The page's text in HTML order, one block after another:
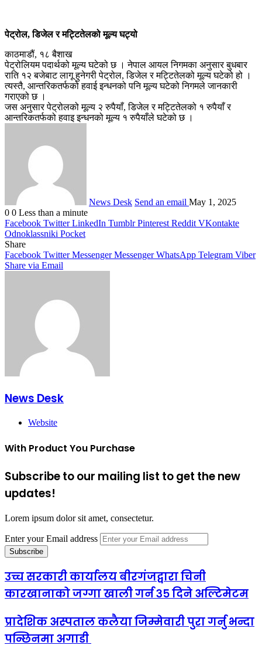
पेट्रोल, डिजेल र मट्टितेलको मूल्य घट्यो
काठमाडौं, १८ बैशाख
पेट्रोलियम पदार्थको मूल्य घटेको छ । नेपाल आयल निगमका अनुसार बुधबार
राति १२ बजेबाट लागू हुनेगरी पेट्रोल, डिजेल र मट्टितेलको मूल्य घटेको हो ।
त्यस्तै, आन्तरिकतर्फको हवाई इन्धनको पनि मूल्य घटेको निगमले जानकारी
गराएको छ ।
जस अनुसार पेट्रोलको मूल्य २ रुपैयाँ, डिजेल र मट्टितेलको १ रुपैयाँ र
आन्तरिकतर्फको हवाइ इन्धनको मूल्य १ रुपैयाँले घटेको छ ।
News Desk Send an email May 1, 2025
0 0 Less than a minute
Facebook Twitter LinkedIn Tumblr Pinterest Reddit VKontakte
Odnoklassniki Pocket
Share
Facebook Twitter Messenger Messenger WhatsApp Telegram Viber
Share via Email
News Desk
Website
With Product You Purchase
Subscribe to our mailing list to get the new
updates!
Lorem ipsum dolor sit amet, consectetur.
Enter your Email address
उच्च सरकारी कार्यालय बीरगंजद्वारा चिनी
कारखानाको जग्गा खाली गर्न ३५ दिने अल्टिमेटम
प्रादेशिक अस्पताल कलैया जिम्मेवारी पुरा गर्नु भन्दा
पन्छिनमा अगाडी